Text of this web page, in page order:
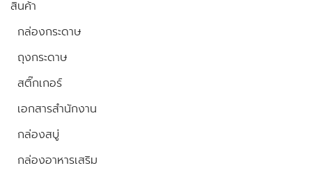
สินค้า
กล่องกระดาษ
ถุงกระดาษ
สติ๊กเกอร์
เอกสารสำนักงาน
กล่องสบู่
กล่องอาหารเสริม